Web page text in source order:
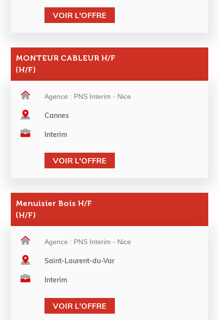
VOIR L'OFFRE
MONTEUR CABLEUR H/F
(H/F)
Agence : PNS Interim - Nice
Cannes
Interim
VOIR L'OFFRE
Menuisier Bois H/F
(H/F)
Agence : PNS Interim - Nice
Saint-Laurent-du-Var
Interim
VOIR L'OFFRE